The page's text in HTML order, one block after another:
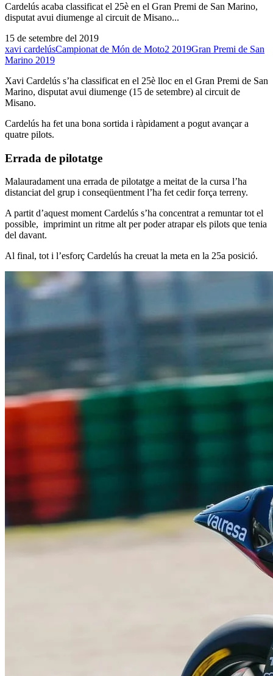
Cardelús acaba classificat el 25è en el Gran Premi de San Marino,
disputat avui diumenge al circuit de Misano...
15 de setembre del 2019
xavi cardelúsCampionat de Món de Moto2 2019Gran Premi de San
Marino 2019
Xavi Cardelús s’ha classificat en el 25è lloc en el Gran Premi de San
Marino, disputat avui diumenge (15 de setembre) al circuit de
Misano.
Cardelús ha fet una bona sortida i ràpidament a pogut avançar a
quatre pilots.
Errada de pilotatge
Malauradament una errada de pilotatge a meitat de la cursa l’ha
distanciat del grup i conseqüentment l’ha fet cedir força terreny.
A partit d’aquest moment Cardelús s’ha concentrat a remuntar tot el
possible, imprimint un ritme alt per poder atrapar els pilots que tenia
del davant.
Al final, tot i l’esforç Cardelús ha creuat la meta en la 25a posició.